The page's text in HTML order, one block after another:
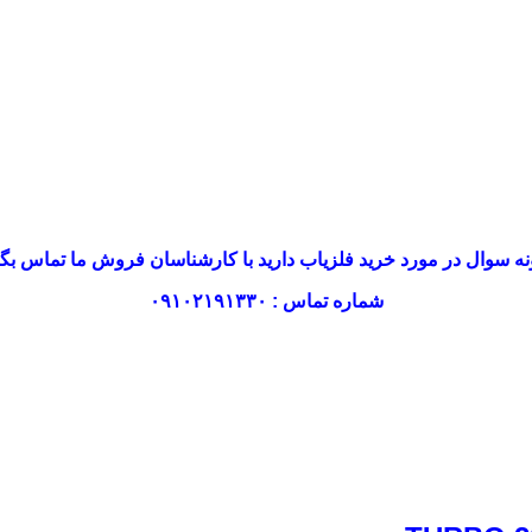
سوال در مورد خرید فلزیاب دارید با کارشناسان فروش ما تماس
شماره تماس : ۰۹۱۰۲۱۹۱۳۳۰